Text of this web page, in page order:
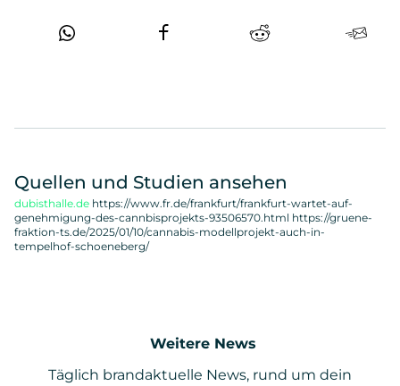
Quellen und Studien ansehen
dubisthalle.de https://www.fr.de/frankfurt/frankfurt-wartet-auf-
genehmigung-des-cannbisprojekts-93506570.html https://gruene-
fraktion-ts.de/2025/01/10/cannabis-modellprojekt-auch-in-
tempelhof-schoeneberg/
Weitere News
Täglich brandaktuelle News, rund um dein